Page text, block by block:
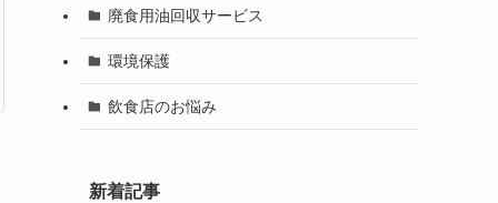
廃食用油回収サービス
環境保護
飲食店のお悩み
新着記事